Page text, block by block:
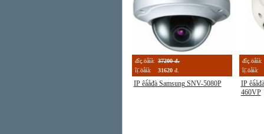
đîç.öåíà: 37200 đ.
îị̈.öåíà:
31620 đ.
IP êà́åđà Samsung SNV-5080P
đîç.öåíà:
îị̈.öåíà:
IP
460VP